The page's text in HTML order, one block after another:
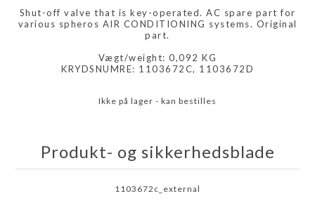
Shut-off valve that is key-operated. AC spare part for
various spheros AIR CONDITIONING systems. Original
part.
Vægt/weight: 0,092 KG
KRYDSNUMRE: 1103672C, 1103672D
Ikke på lager - kan bestilles
Produkt- og sikkerhedsblade
1103672c_external